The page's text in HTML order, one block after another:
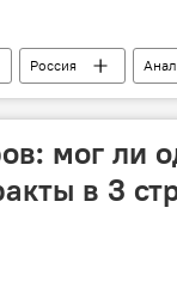
Россия
мог ли
в 3